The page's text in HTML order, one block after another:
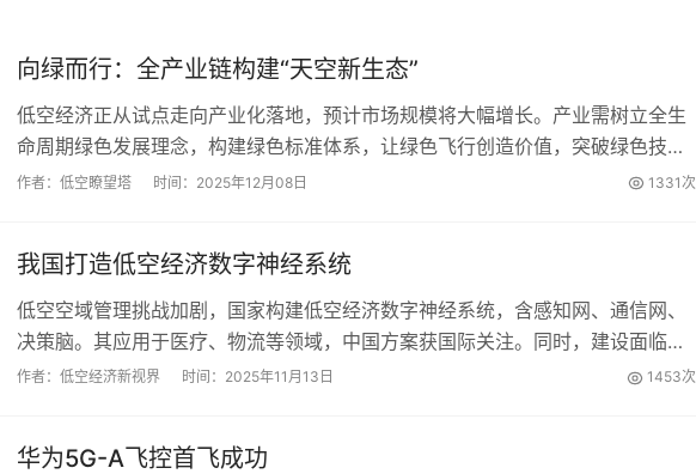
向绿而行：全产业链构建“天空新生态”
低空经济正从试点走向产业化落地，预计市场规模将大幅增长。产业需树立全生
命周期绿色发展理念，构建绿色标准体系，让绿色飞行创造价值，突破绿色技术
瓶颈，政策、市场、技术协同发力，实现高质量可持续发展 。...
作者：低空瞭望塔 时间：2025年12月08日 1331次
我国打造低空经济数字神经系统
低空空域管理挑战加剧，国家构建低空经济数字神经系统，含感知网、通信网、
决策脑。其应用于医疗、物流等领域，中国方案获国际关注。同时，建设面临安
全等挑战，国家明确原则，将推动“低空普惠工程”。...
作者：低空经济新视界 时间：2025年11月13日 1453次
华为5G-A飞控首飞成功